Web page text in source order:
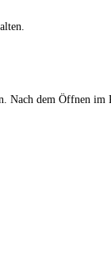
Nach dem Öffnen